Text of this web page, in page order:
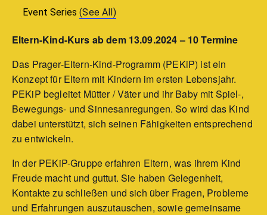
Event Series(See All)
Eltern-Kind-Kurs ab dem 13.09.2024 – 10 Termine
Das Prager-Eltern-Kind-Programm (PEKiP) ist ein
Konzept für Eltern mit Kindern im ersten Lebensjahr.
PEKiP begleitet Mütter / Väter und ihr Baby mit Spiel-,
Bewegungs- und Sinnesanregungen. So wird das Kind
dabei unterstützt, sich seinen Fähigkeiten entsprechend
zu entwickeln.
In der PEKiP-Gruppe erfahren Eltern, was ihrem Kind
Freude macht und guttut. Sie haben Gelegenheit,
Kontakte zu schließen und sich über Fragen, Probleme
und Erfahrungen auszutauschen, sowie gemeinsame